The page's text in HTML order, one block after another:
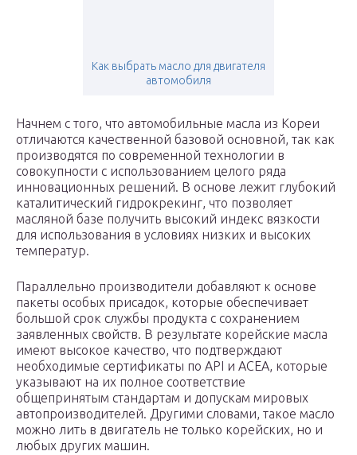
Как выбрать масло для двигателя
автомобиля
Начнем с того, что автомобильные масла из Кореи
отличаются качественной базовой основной, так как
производятся по современной технологии в
совокупности с использованием целого ряда
инновационных решений. В основе лежит глубокий
каталитический гидрокрекинг, что позволяет
масляной базе получить высокий индекс вязкости
для использования в условиях низких и высоких
температур.
Параллельно производители добавляют к основе
пакеты особых присадок, которые обеспечивает
большой срок службы продукта с сохранением
заявленных свойств. В результате корейские масла
имеют высокое качество, что подтверждают
необходимые сертификаты по API и ACEA, которые
указывают на их полное соответствие
общепринятым стандартам и допускам мировых
автопроизводителей. Другими словами, такое масло
можно лить в двигатель не только корейских, но и
любых других машин.